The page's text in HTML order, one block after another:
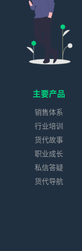
主要产品
销售体系
行业培训
货代故事
职业成长
私信答疑
货代导航